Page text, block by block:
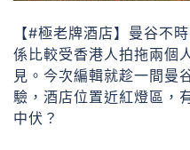
【#極老牌酒店】曼谷不
係比較受香港人拍拖兩個
見。今次編輯就趁一間曼
驗，酒店位置近紅燈區，
中伏？